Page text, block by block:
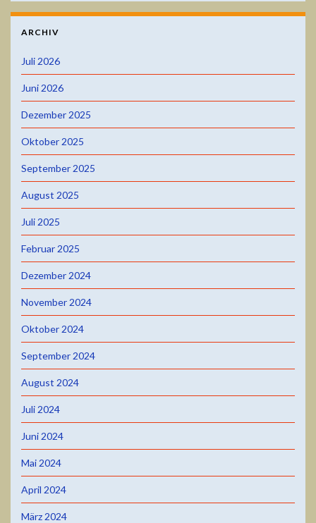
ARCHIV
Juli 2026
Juni 2026
Dezember 2025
Oktober 2025
September 2025
August 2025
Juli 2025
Februar 2025
Dezember 2024
November 2024
Oktober 2024
September 2024
August 2024
Juli 2024
Juni 2024
Mai 2024
April 2024
März 2024